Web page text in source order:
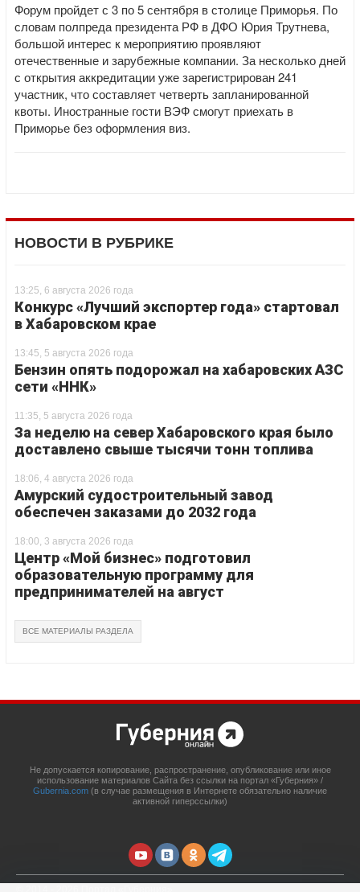
Форум пройдет с 3 по 5 сентября в столице Приморья. По
словам полпреда президента РФ в ДФО Юрия Трутнева,
большой интерес к мероприятию проявляют
отечественные и зарубежные компании. За несколько дней
с открытия аккредитации уже зарегистрирован 241
участник, что составляет четверть запланированной
квоты. Иностранные гости ВЭФ смогут приехать в
Приморье без оформления виз.
НОВОСТИ В РУБРИКЕ
13:25, 6 августа 2026 года
Конкурс «Лучший экспортер года» стартовал
в Хабаровском крае
13:45, 5 августа 2026 года
Бензин опять подорожал на хабаровских АЗС
сети «ННК»
11:35, 5 августа 2026 года
За неделю на север Хабаровского края было
доставлено свыше тысячи тонн топлива
18:06, 4 августа 2026 года
Амурский судостроительный завод
обеспечен заказами до 2032 года
18:00, 3 августа 2026 года
Центр «Мой бизнес» подготовил
образовательную программу для
предпринимателей на август
ВСЕ МАТЕРИАЛЫ РАЗДЕЛА
Не допускается копирование, распространение, опубликование или иное
использование материалов Сайта без ссылки на портал «Губерния» /
Gubernia.com (в случае размещения в Интернете обязательно наличие
активной гиперссылки)